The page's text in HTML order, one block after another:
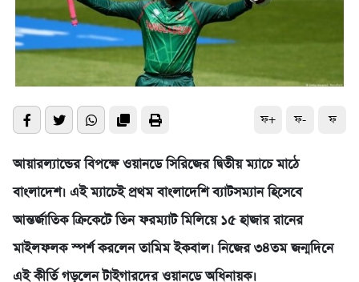
ফ+ ফ- ফ
আয়ারল্যান্ডের বিপক্ষে ওয়ানডে সিরিজের দ্বিতীয় ম্যাচে মাঠে
বাংলাদেশ। এই ম্যাচেই প্রথম বাংলাদেশি ব্যাটসম্যান হিসেবে
আন্তর্জাতিক ক্রিকেটে তিন ফরম্যাট মিলিয়ে ১৫ হাজার রানের
মাইলফলক স্পর্শ করলেন তামিম ইকবাল। নিজের ৩৪তম জন্মদিনে
এই কীর্তি গড়লেন টাইগারদের ওয়ানডে অধিনায়ক।